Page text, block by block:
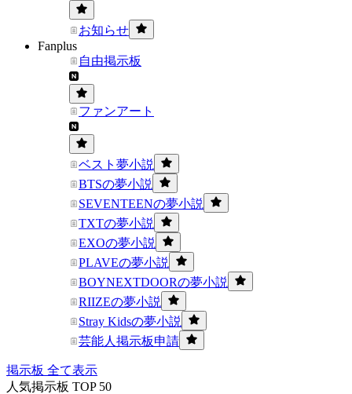
お知らせ
Fanplus
自由掲示板
ファンアート
ベスト夢小説
BTSの夢小説
SEVENTEENの夢小説
TXTの夢小説
EXOの夢小説
PLAVEの夢小説
BOYNEXTDOORの夢小説
RIIZEの夢小説
Stray Kidsの夢小説
芸能人掲示板申請
掲示板 全て表示
人気掲示板 TOP 50